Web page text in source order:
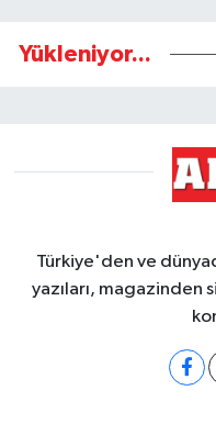
Yükleniyor...
Türkiye'den ve
yazıları, magazinden